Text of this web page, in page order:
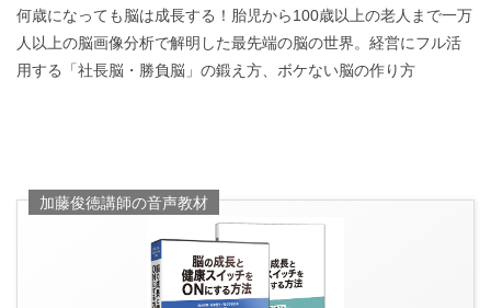
何歳になっても脳は成長する！胎児から100歳以上の老人まで一万
人以上の脳画像分析で解明した最先端の脳の世界。経営にフル活
用する「社長脳・勝負脳」の鍛え方、ボケない脳の作り方
加藤俊徳講師の音声教材